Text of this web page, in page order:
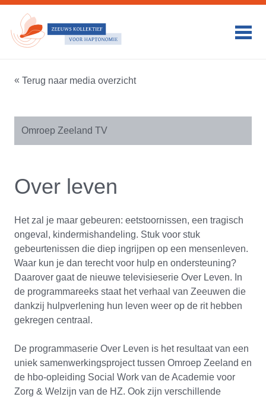
HOME
WAT WIJ DOEN
HULPVERLENING
DUURZAAMHEID
VERGOEDINGEN
PERSONALIA
ONDERZOEK & PUBLICATIE
MEDIA
Terug naar media overzicht
Omroep Zeeland TV
Over leven
Het zal je maar gebeuren: eetstoornissen, een tragisch
ongeval, kindermishandeling. Stuk voor stuk
gebeurtenissen die diep ingrijpen op een mensenleven.
Waar kun je dan terecht voor hulp en ondersteuning?
Daarover gaat de nieuwe televisieserie Over Leven. In
de programmareeks staat het verhaal van Zeeuwen die
dankzij hulpverlening hun leven weer op de rit hebben
gekregen centraal.
De programmaserie Over Leven is het resultaat van een
uniek samenwerkingsproject tussen Omroep Zeeland en
de hbo-opleiding Social Work van de Academie voor
Zorg & Welzijn van de HZ. Ook zijn verschillende